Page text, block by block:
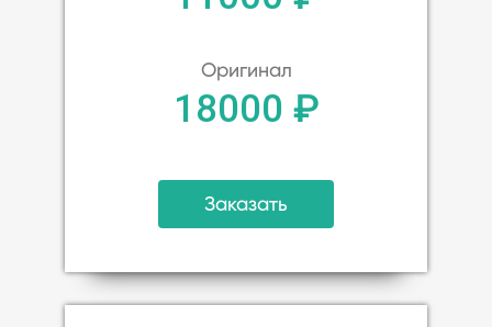
Оригинал
18000 ₽
Заказать